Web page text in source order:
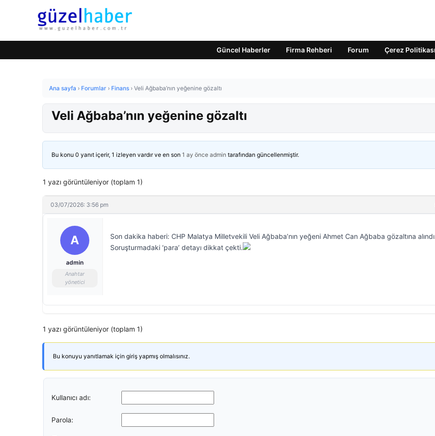
Güncel Haberler Firma Rehberi Forum Çerez Politikası
Ana sayfa › Forumlar › Finans › Veli Ağbaba’nın yeğenine gözaltı
Veli Ağbaba’nın yeğenine gözaltı
Bu konu 0 yanıt içerir, 1 izleyen vardır ve en son 1 ay önce admin tarafından güncellenmiştir.
1 yazı görüntüleniyor (toplam 1)
03/07/2026: 3:56 pm
A
admin
Anahtar
yönetici
Son dakika haberi: CHP Malatya Milletvekili Veli Ağbaba’nın yeğeni Ahmet Can Ağbaba gözaltına
Soruşturmadaki ‘para’ detayı dikkat çekti.
1 yazı görüntüleniyor (toplam 1)
Bu konuyu yanıtlamak için giriş yapmış olmalısınız.
Kullanıcı adı:
Parola: